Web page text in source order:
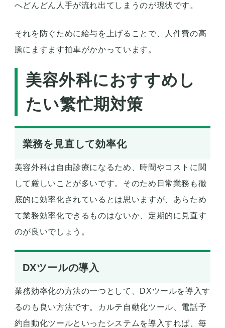
へどんどん人手が流れ出てしまうのが現状です。
それを防ぐために給与を上げることで、人件費の高
騰にますます拍車がかかっています。
美容外科におすすめし
たい繁忙期対策
業務を見直して効率化
美容外科は自由診療になるため、時間やコストに関
して厳しいことが多いです。そのため日常業務も徹
底的に効率化されているとは思いますが、あらため
て業務効率化できるものはないか、定期的に見直す
のが良いでしょう。
DXツールの導入
業務効率化の方法の一つとして、DXツールを導入す
るのも良い方法です。カルテ自動化ツール、電話予
約自動化ツールといったシステムを導入すれば、毎